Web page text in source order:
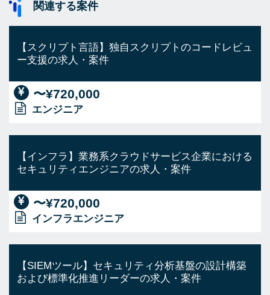
関連する案件
【スクリプト言語】独自スクリプトのコードレビュ
ー支援の求人・案件
〜¥720,000
エンジニア
【インフラ】業務系クラウドサービス企業における
セキュリティエンジニアの求人・案件
〜¥720,000
インフラエンジニア
【SIEMツール】セキュリティ分析基盤の設計構築
および標準化推進リーダーの求人・案件